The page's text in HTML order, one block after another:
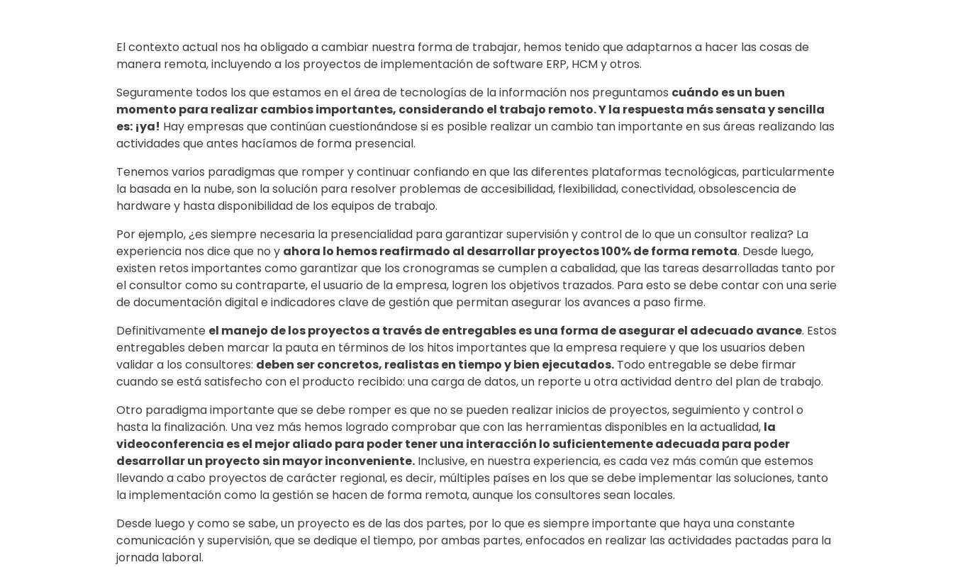
El contexto actual nos ha obligado a cambiar nuestra forma de trabajar, hemos tenido que adaptarnos a hacer las cosas de
manera remota, incluyendo a los proyectos de implementación de software ERP, HCM y otros.
Seguramente todos los que estamos en el área de tecnologías de la información nos preguntamos cuándo es un buen
momento para realizar cambios importantes, considerando el trabajo remoto. Y la respuesta más sensata y sencilla
es: ¡ya! Hay empresas que continúan cuestionándose si es posible realizar un cambio tan importante en sus áreas realizando las
actividades que antes hacíamos de forma presencial.
Tenemos varios paradigmas que romper y continuar confiando en que las diferentes plataformas tecnológicas, particularmente
la basada en la nube, son la solución para resolver problemas de accesibilidad, flexibilidad, conectividad, obsolescencia de
hardware y hasta disponibilidad de los equipos de trabajo.
Por ejemplo, ¿es siempre necesaria la presencialidad para garantizar supervisión y control de lo que un consultor realiza? La
experiencia nos dice que no y ahora lo hemos reafirmado al desarrollar proyectos 100% de forma remota. Desde luego,
existen retos importantes como garantizar que los cronogramas se cumplen a cabalidad, que las tareas desarrolladas tanto por
el consultor como su contraparte, el usuario de la empresa, logren los objetivos trazados. Para esto se debe contar con una serie
de documentación digital e indicadores clave de gestión que permitan asegurar los avances a paso firme.
Definitivamente el manejo de los proyectos a través de entregables es una forma de asegurar el adecuado avance. Estos
entregables deben marcar la pauta en términos de los hitos importantes que la empresa requiere y que los usuarios deben
validar a los consultores: deben ser concretos, realistas en tiempo y bien ejecutados. Todo entregable se debe firmar
cuando se está satisfecho con el producto recibido: una carga de datos, un reporte u otra actividad dentro del plan de trabajo.
Otro paradigma importante que se debe romper es que no se pueden realizar inicios de proyectos, seguimiento y control o
hasta la finalización. Una vez más hemos logrado comprobar que con las herramientas disponibles en la actualidad, la
videoconferencia es el mejor aliado para poder tener una interacción lo suficientemente adecuada para poder
desarrollar un proyecto sin mayor inconveniente. Inclusive, en nuestra experiencia, es cada vez más común que estemos
llevando a cabo proyectos de carácter regional, es decir, múltiples países en los que se debe implementar las soluciones, tanto
la implementación como la gestión se hacen de forma remota, aunque los consultores sean locales.
Desde luego y como se sabe, un proyecto es de las dos partes, por lo que es siempre importante que haya una constante
comunicación y supervisión, que se dedique el tiempo, por ambas partes, enfocados en realizar las actividades pactadas para la
jornada laboral.